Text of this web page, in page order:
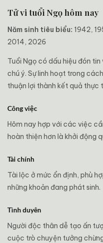
Tử vi tuổi Ngọ hôm nay
Năm sinh tiêu biểu: 1942,
2014, 2026
Tuổi Ngọ có dấu hiệu đón
chú ý. Sự linh hoạt trong
thuận lợi thành kết quả thực
Công việc
Hôm nay hợp với các việc
hoàn thiện hơn là khởi động
Tài chính
Tài lộc ở mức ổn định, phù
những khoản đang phát sinh.
Tình duyên
Người độc thân dễ tạo ấn
cuộc trò chuyện tưởng